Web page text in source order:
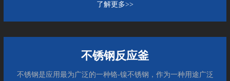
了解更多>>
不锈钢反应釜
不锈钢是应用最为广泛的一种铬-镍不锈钢，作为一种用途广泛